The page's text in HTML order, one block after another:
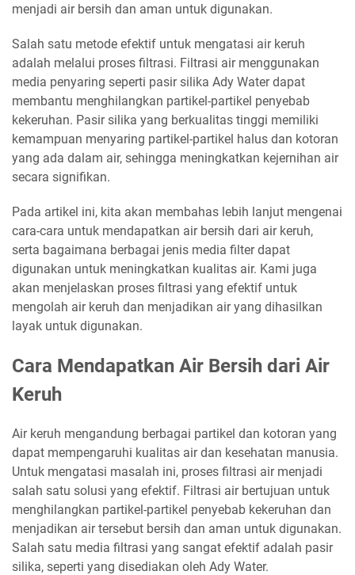
menjadi air bersih dan aman untuk digunakan.
Salah satu metode efektif untuk mengatasi air keruh
adalah melalui proses filtrasi. Filtrasi air menggunakan
media penyaring seperti pasir silika Ady Water dapat
membantu menghilangkan partikel-partikel penyebab
kekeruhan. Pasir silika yang berkualitas tinggi memiliki
kemampuan menyaring partikel-partikel halus dan kotoran
yang ada dalam air, sehingga meningkatkan kejernihan air
secara signifikan.
Pada artikel ini, kita akan membahas lebih lanjut mengenai
cara-cara untuk mendapatkan air bersih dari air keruh,
serta bagaimana berbagai jenis media filter dapat
digunakan untuk meningkatkan kualitas air. Kami juga
akan menjelaskan proses filtrasi yang efektif untuk
mengolah air keruh dan menjadikan air yang dihasilkan
layak untuk digunakan.
Cara Mendapatkan Air Bersih dari Air
Keruh
Air keruh mengandung berbagai partikel dan kotoran yang
dapat mempengaruhi kualitas air dan kesehatan manusia.
Untuk mengatasi masalah ini, proses filtrasi air menjadi
salah satu solusi yang efektif. Filtrasi air bertujuan untuk
menghilangkan partikel-partikel penyebab kekeruhan dan
menjadikan air tersebut bersih dan aman untuk digunakan.
Salah satu media filtrasi yang sangat efektif adalah pasir
silika, seperti yang disediakan oleh Ady Water.